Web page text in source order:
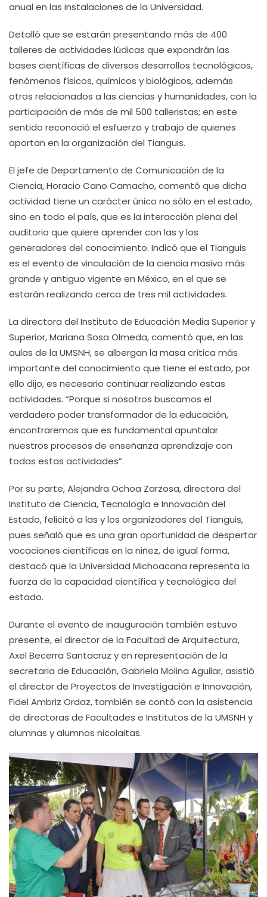
anual en las instalaciones de la Universidad.
Detalló que se estarán presentando más de 400
talleres de actividades lúdicas que expondrán las
bases científicas de diversos desarrollos tecnológicos,
fenómenos físicos, químicos y biológicos, además
otros relacionados a las ciencias y humanidades, con la
participación de más de mil 500 talleristas; en este
sentido reconoció el esfuerzo y trabajo de quienes
aportan en la organización del Tianguis.
El jefe de Departamento de Comunicación de la
Ciencia, Horacio Cano Camacho, comentó que dicha
actividad tiene un carácter único no sólo en el estado,
sino en todo el país, que es la interacción plena del
auditorio que quiere aprender con las y los
generadores del conocimiento. Indicó que el Tianguis
es el evento de vinculación de la ciencia masivo más
grande y antiguo vigente en México, en el que se
estarán realizando cerca de tres mil actividades.
La directora del Instituto de Educación Media Superior y
Superior, Mariana Sosa Olmeda, comentó que, en las
aulas de la UMSNH, se albergan la masa crítica más
importante del conocimiento que tiene el estado, por
ello dijo, es necesario continuar realizando estas
actividades. “Porque si nosotros buscamos el
verdadero poder transformador de la educación,
encontraremos que es fundamental apuntalar
nuestros procesos de enseñanza aprendizaje con
todas estas actividades”.
Por su parte, Alejandra Ochoa Zarzosa, directora del
Instituto de Ciencia, Tecnología e Innovación del
Estado, felicitó a las y los organizadores del Tianguis,
pues señaló que es una gran oportunidad de despertar
vocaciones científicas en la niñez, de igual forma,
destacó que la Universidad Michoacana representa la
fuerza de la capacidad científica y tecnológica del
estado.
Durante el evento de inauguración también estuvo
presente, el director de la Facultad de Arquitectura,
Axel Becerra Santacruz y en representación de la
secretaria de Educación, Gabriela Molina Aguilar, asistió
el director de Proyectos de Investigación e Innovación,
Fidel Ambriz Ordaz, también se contó con la asistencia
de directoras de Facultades e Institutos de la UMSNH y
alumnas y alumnos nicolaitas.